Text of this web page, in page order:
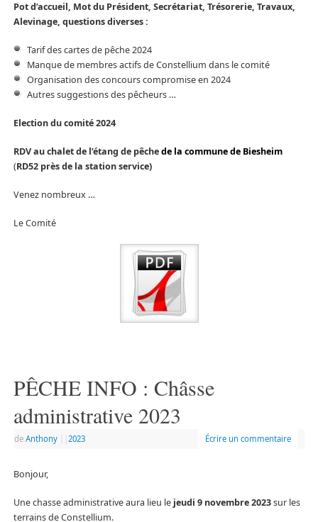
Pot d’accueil, Mot du Président, Secrétariat, Trésorerie, Travaux,
Alevinage, questions diverses :
Tarif des cartes de pêche 2024
Manque de membres actifs de Constellium dans le comité
Organisation des concours compromise en 2024
Autres suggestions des pêcheurs …
Election du comité 2024
RDV au chalet de l’étang de pêchede la commune de Biesheim
(RD52 près de la station service)
Venez nombreux …
Le Comité
PÊCHE INFO : Châsse
administrative 2023
de Anthony 2023 Écrire un commentaire
Bonjour,
Une chasse administrative aura lieu le jeudi 9 novembre 2023sur les
terrains de Constellium.